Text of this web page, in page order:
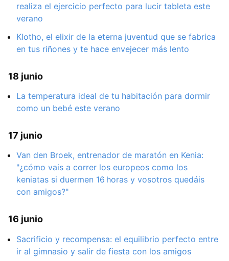
realiza el ejercicio perfecto para lucir tableta este
verano
Klotho, el elixir de la eterna juventud que se fabrica
en tus riñones y te hace envejecer más lento
18 junio
La temperatura ideal de tu habitación para dormir
como un bebé este verano
17 junio
Van den Broek, entrenador de maratón en Kenia:
"¿cómo vais a correr los europeos como los
keniatas si duermen 16 horas y vosotros quedáis
con amigos?"
16 junio
Sacrificio y recompensa: el equilibrio perfecto entre
ir al gimnasio y salir de fiesta con los amigos